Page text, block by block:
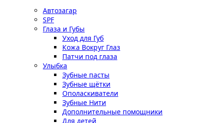
Автозагар
SPF
Глаза и Губы
Уход для Губ
Кожа Вокруг Глаз
Патчи под глаза
Улыбка
Зубные пасты
Зубные щётки
Ополаскиватели
Зубные Нити
Дополнительные помощники
Для детей